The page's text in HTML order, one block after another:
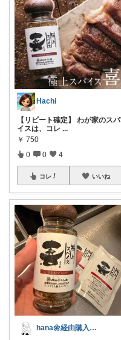
Hachi
【リピート確定】 わが家のスパ
イスは、コレ ...
￥ 750
0 0 4
コレ いいね
hana🌼経由購入ありがとうございます